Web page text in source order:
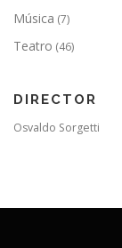
Música (7)
Teatro (46)
DIRECTOR
Osvaldo Sorgetti